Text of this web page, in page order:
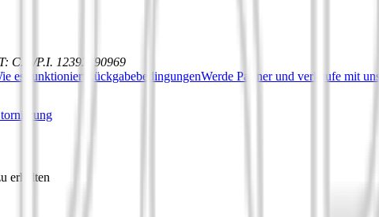
: C.F./P.I. 12392590969
es funktioniert RückgabebedingungenWerde Partner und verkaufe mit uns
erhalten